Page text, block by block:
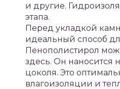
и другие.
этапа.
Перед укладкой
идеальный способ
Пенополистирол
здесь. Он наносится
цоколя. Это
влагоизоляции и